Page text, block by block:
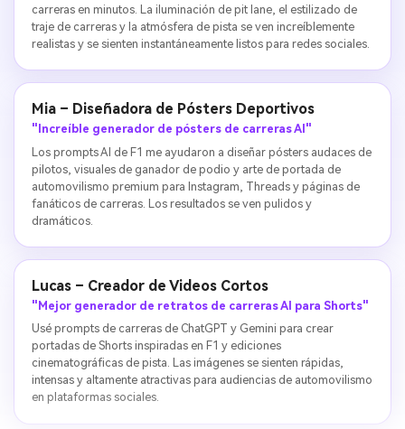
carreras en minutos. La iluminación de pit lane, el estilizado de
traje de carreras y la atmósfera de pista se ven increíblemente
realistas y se sienten instantáneamente listos para redes sociales.
Mia – Diseñadora de Pósters Deportivos
"Increíble generador de pósters de carreras AI"
Los prompts AI de F1 me ayudaron a diseñar pósters audaces de
pilotos, visuales de ganador de podio y arte de portada de
automovilismo premium para Instagram, Threads y páginas de
fanáticos de carreras. Los resultados se ven pulidos y
dramáticos.
Lucas – Creador de Videos Cortos
"Mejor generador de retratos de carreras AI para Shorts"
Usé prompts de carreras de ChatGPT y Gemini para crear
portadas de Shorts inspiradas en F1 y ediciones
cinematográficas de pista. Las imágenes se sienten rápidas,
intensas y altamente atractivas para audiencias de automovilismo
en plataformas sociales.